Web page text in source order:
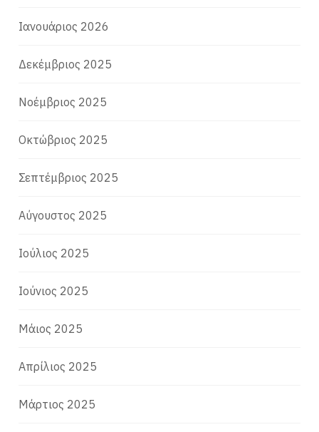
Ιανουάριος 2026
Δεκέμβριος 2025
Νοέμβριος 2025
Οκτώβριος 2025
Σεπτέμβριος 2025
Αύγουστος 2025
Ιούλιος 2025
Ιούνιος 2025
Μάιος 2025
Απρίλιος 2025
Μάρτιος 2025